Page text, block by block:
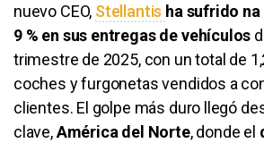
nuevo CEO, Stellantis ha sufrido
9 % en sus entregas de vehículos
trimestre de 2025, con un total de
coches y furgonetas vendidos a
clientes. El golpe más duro llegó
clave,América del Norte, donde el